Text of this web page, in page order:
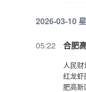
2026-03-10
05:22 合肥
人民
红龙虾
肥高